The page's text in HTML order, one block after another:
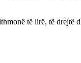
të lirë, të drejtë